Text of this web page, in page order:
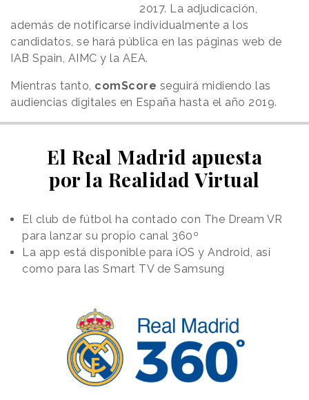
2017. La adjudicación,
además de notificarse individualmente a los
candidatos, se hará pública en las páginas web de
IAB Spain, AIMC y la AEA.
Mientras tanto, comScore seguirá midiendo las
audiencias digitales en España hasta el año 2019.
El Real Madrid apuesta
por la Realidad Virtual
El club de fútbol ha contado con The Dream VR
para lanzar su propio canal 360º
La app está disponible para iOS y Android, así
como para las Smart TV de Samsung